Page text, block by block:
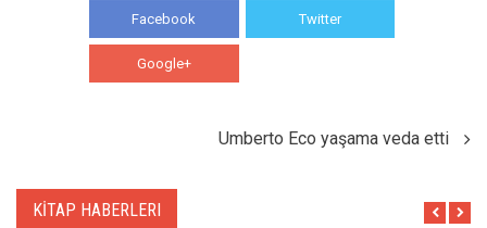
Facebook Twitter
Google+
Umberto Eco yaşama veda etti
KİTAP HABERLERI